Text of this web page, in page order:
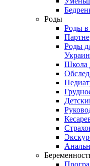
Роды
Роды в
Роды
Школа